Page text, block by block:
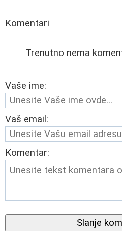
Komentari
Trenutno nema
Vaše ime:
Vaš email:
Komentar:
Slanje